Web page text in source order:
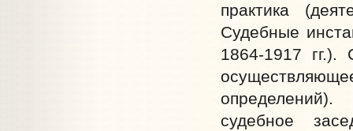
практика
Судебные
1864-1917 гг.).
определений).
судебное